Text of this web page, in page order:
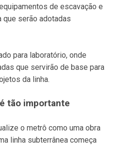
de escavação e
que serão adotadas
para laboratório, onde
que servirão de base para
da linha.
tão importante
o metrô como uma obra
linha subterrânea começa